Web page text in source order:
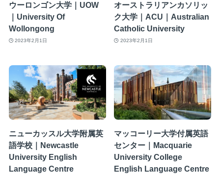
ウーロンゴン大学｜UOW
｜University Of
Wollongong
2023年2月1日
オーストラリアンカソリッ
ク大学｜ACU｜Australian
Catholic University
2023年2月1日
ニューカッスル大学附属英
語学校｜Newcastle
University English
Language Centre
マッコーリー大学付属英語
センター｜Macquarie
University College
English Language Centre